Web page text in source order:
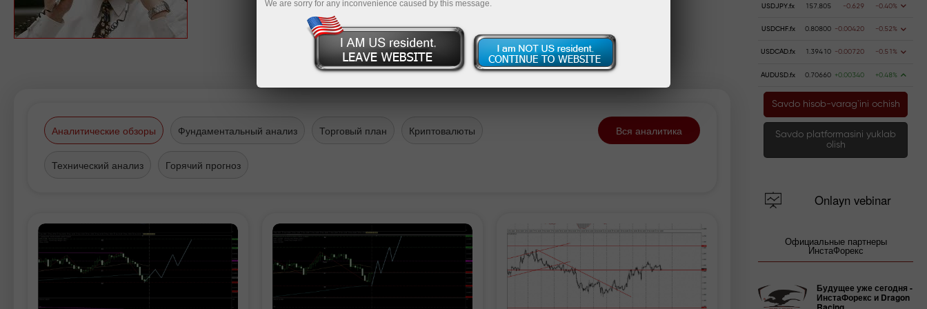
Перейти к списку новостей
Аналитические обзоры Фундаментальный анализ Торговый план Криптовалюты
Технический анализ Горячий прогноз
Вся аналитика
USDJPY.fx 157.805 -0.629 -0.40%
USDCHF.fx 0.80800 -0.00420 -0.52%
USDCAD.fx 1.39410 -0.00720 -0.51%
AUDUSD.fx 0.70660 +0.00340 +0.48%
Savdo hisob-varag`ini ochish
Savdo platformasini yuklab
olish
Onlayn vebinar
Официальные партнеры
ИнстаФорекс
Будущее уже сегодня -
ИнстаФорекс и Dragon
We are sorry for any inconvenience caused by this message.